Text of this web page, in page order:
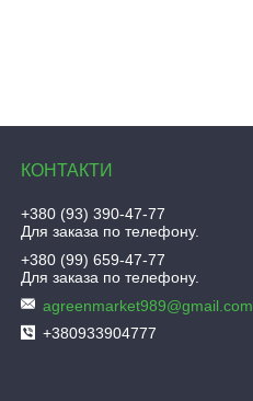
+380 (93) 390-47-77
Для заказа по телефону.
+380 (99) 659-47-77
Для заказа по телефону.
agreenmarket989@gmail.com
+380933904777